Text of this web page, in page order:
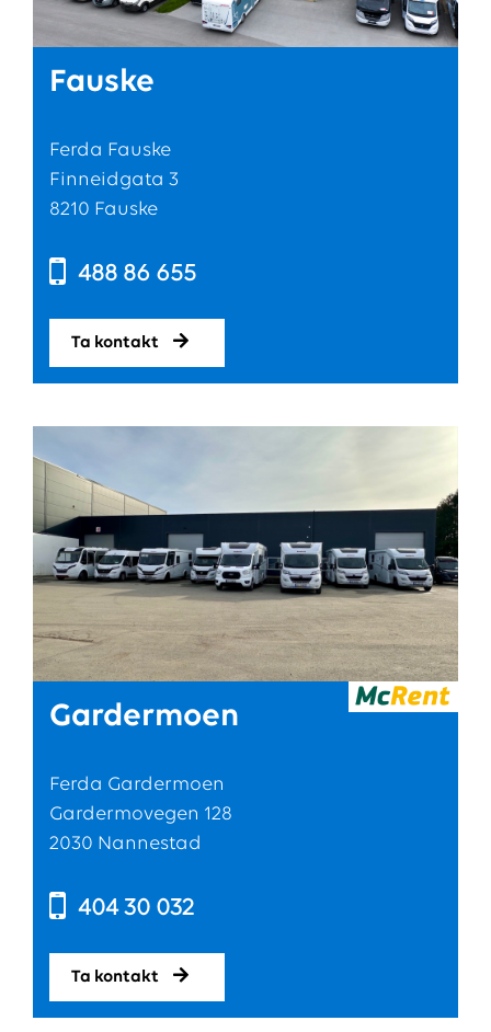
Fauske
Ferda Fauske
Finneidgata 3
8210 Fauske
488 86 655
Ta kontakt
Gardermoen
Ferda Gardermoen
Gardermovegen 128
2030 Nannestad
404 30 032
Ta kontakt